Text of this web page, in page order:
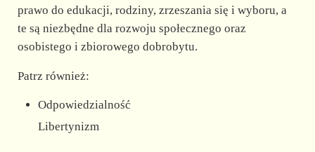
prawo do edukacji, rodziny, zrzeszania się i wyboru, a
te są niezbędne dla rozwoju społecznego oraz
osobistego i zbiorowego dobrobytu.
Patrz również:
Odpowiedzialność
Libertynizm